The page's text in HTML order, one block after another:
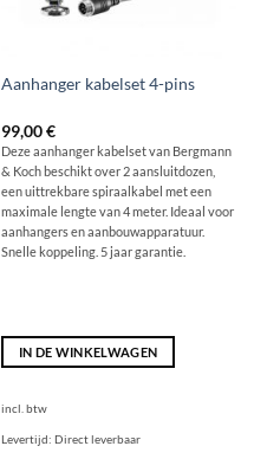
Aanhanger kabelset 4-pins
99,00€
Deze aanhanger kabelset van Bergmann
& Koch beschikt over 2 aansluitdozen,
een uittrekbare spiraalkabel met een
maximale lengte van 4 meter. Ideaal voor
aanhangers en aanbouwapparatuur.
Snelle koppeling. 5 jaar garantie.
IN DE WINKELWAGEN
incl. btw
Levertijd: Direct leverbaar